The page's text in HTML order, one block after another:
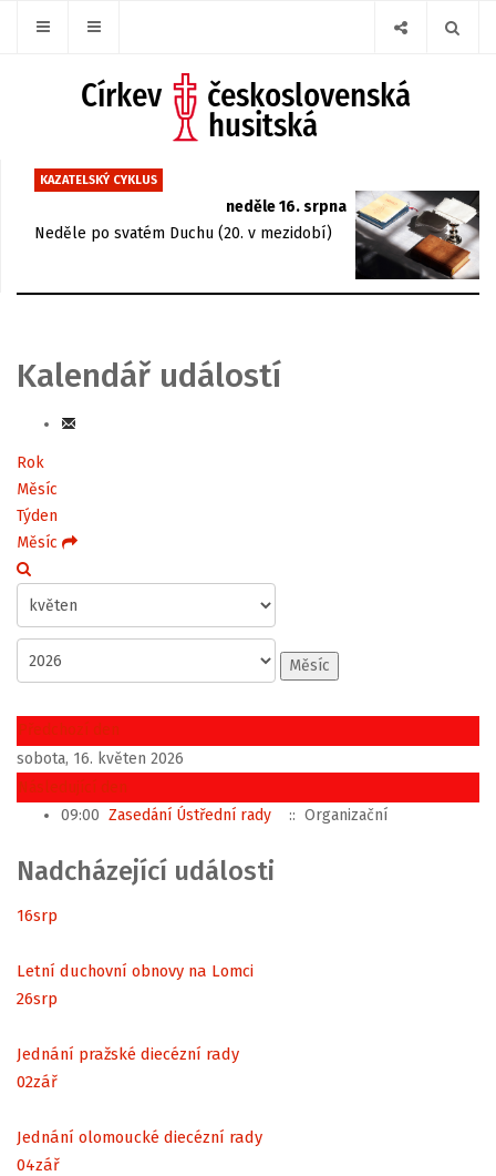
KAZATELSKÝ CYKLUS
neděle 16. srpna
Neděle po svatém Duchu (20. v mezidobí)
Kalendář událostí
Rok
Měsíc
Týden
Měsíc
Měsíc
Předchozí den
sobota, 16. květen 2026
Následující den
09:00 Zasedání Ústřední rady :: Organizační
Nadcházející události
16srp
Letní duchovní obnovy na Lomci
26srp
Jednání pražské diecézní rady
02zář
Jednání olomoucké diecézní rady
04zář